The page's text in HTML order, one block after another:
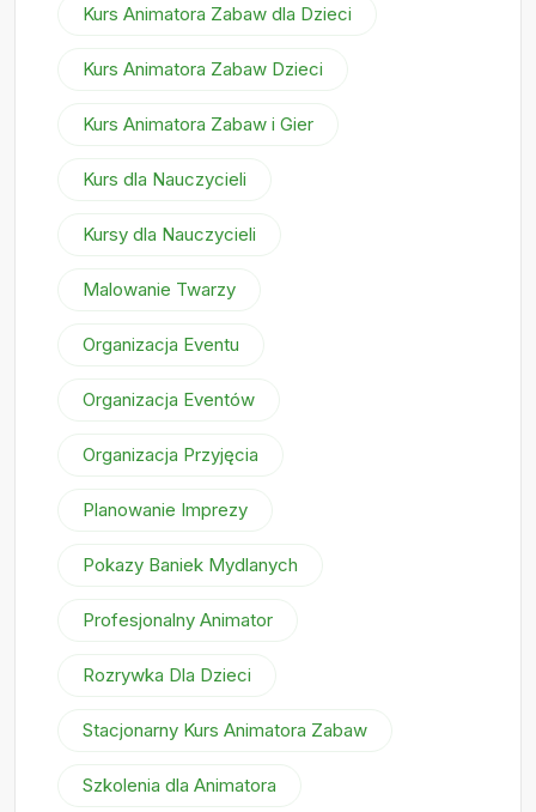
Kurs Animatora Zabaw dla Dzieci
Kurs Animatora Zabaw Dzieci
Kurs Animatora Zabaw i Gier
Kurs dla Nauczycieli
Kursy dla Nauczycieli
Malowanie Twarzy
Organizacja Eventu
Organizacja Eventów
Organizacja Przyjęcia
Planowanie Imprezy
Pokazy Baniek Mydlanych
Profesjonalny Animator
Rozrywka Dla Dzieci
Stacjonarny Kurs Animatora Zabaw
Szkolenia dla Animatora